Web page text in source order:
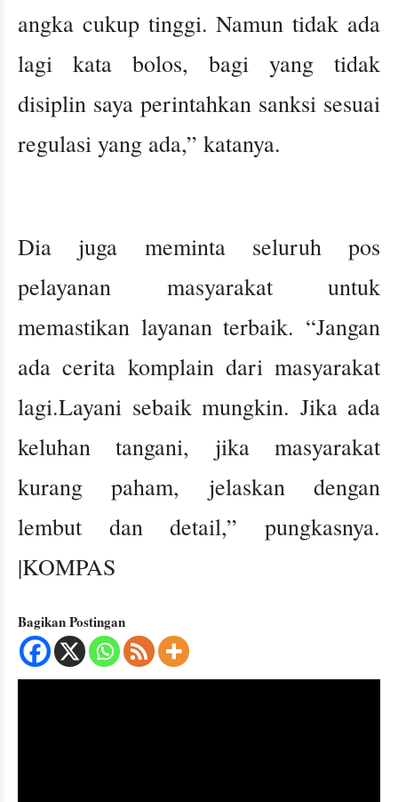
angka cukup tinggi. Namun tidak ada
lagi kata bolos, bagi yang tidak
disiplin saya perintahkan sanksi sesuai
regulasi yang ada,” katanya.
Dia juga meminta seluruh pos
pelayanan masyarakat untuk
memastikan layanan terbaik. “Jangan
ada cerita komplain dari masyarakat
lagi.Layani sebaik mungkin. Jika ada
keluhan tangani, jika masyarakat
kurang paham, jelaskan dengan
lembut dan detail,” pungkasnya.
|KOMPAS
Bagikan Postingan